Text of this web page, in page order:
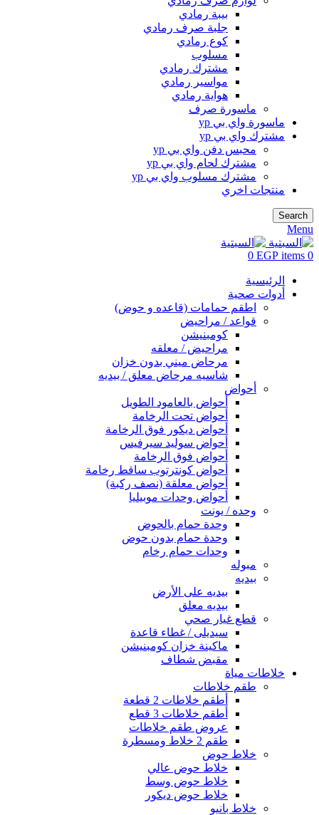
بيبة رمادي
جلبة صرف رمادي
كوع رمادي
مسلوب
مشترك رمادي
مواسير رمادي
هواية رمادي
ماسورة صرف
ماسورة واي بي yp
مشترك واي بي yp
محبس دفن واي بي yp
مشترك لحام واي بي yp
مشترك مسلوب واي بي yp
منتجات اخري
Search
Menu
0
items
0 EGP
الرئيسية
أدوات صحية
اطقم حمامات (قاعده و حوض)
قواعد / مراحيض
كومبنيشن
مراحيض / معلقه
مرحاض ميني بدون خزان
شاسيه مرحاض معلق / بيديه
أحواض
أحواض بالعامود الطويل
أحواض تحت الرخامة
أحواض ديكور فوق الرخامة
أحواض سوليد سيرفيس
أحواض فوق الرخامة
أحواض كونترتوب ساقط رخامة
أحواض معلقة (نصف ركبة)
أحواض وحدات موبيليا
وحده / يونت
وحدة حمام بالحوض
وحدة حمام بدون حوض
وحدات حمام رخام
مبوله
بيديه
بيديه على الأرض
بيديه معلق
قطع غيار صحي
سيديلى / غطاء قاعدة
ماكينة خزان كومبنيشن
مقبض شطاف
خلاطات مياة
طقم خلاطات
أطقم خلاطات 2 قطعة
أطقم خلاطات 3 قطع
عروض طقم خلاطات
طقم 2 خلاط ومسطرة
خلاط حوض
خلاط حوض عالي
خلاط حوض وسط
خلاط حوض ديكور
خلاط بانيو